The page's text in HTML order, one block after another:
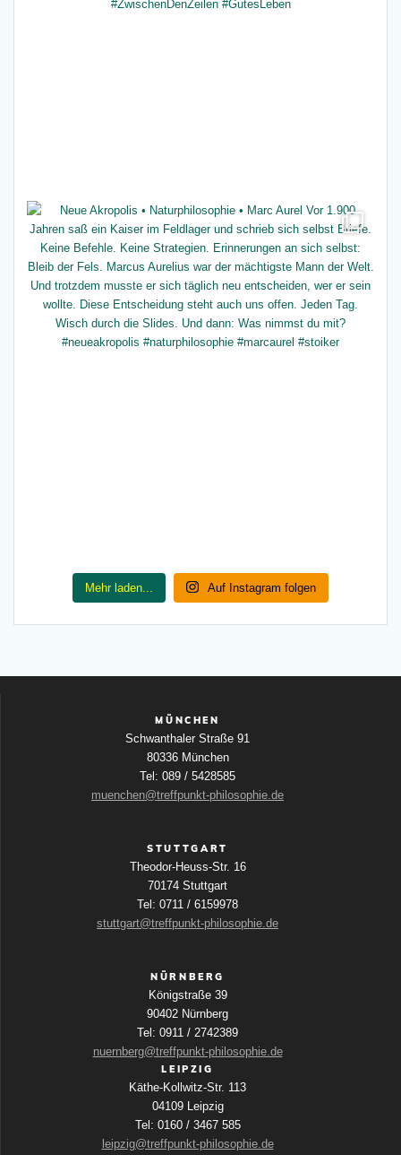
Mehr laden... Auf Instagram folgen
MÜNCHEN
Schwanthaler Straße 91
80336 München
Tel: 089 / 5428585
muenchen@treffpunkt-philosophie.de
STUTTGART
Theodor-Heuss-Str. 16
70174 Stuttgart
Tel: 0711 / 6159978
stuttgart@treffpunkt-philosophie.de
NÜRNBERG
Königstraße 39
90402 Nürnberg
Tel: 0911 / 2742389
nuernberg@treffpunkt-philosophie.de
LEIPZIG
Käthe-Kollwitz-Str. 113
04109 Leipzig
Tel: 0160 / 3467 585
leipzig@treffpunkt-philosophie.de